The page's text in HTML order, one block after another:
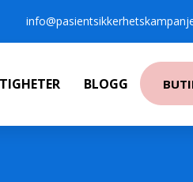
BLOGG